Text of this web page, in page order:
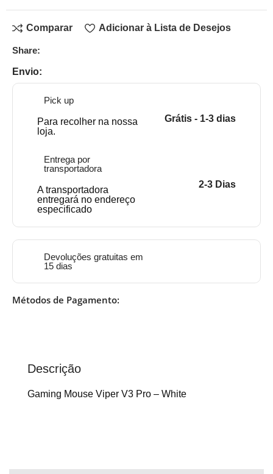
Comparar Adicionar à Lista de Desejos
Share:
Envio:
Pick up
Para recolher na nossa
loja.
Grátis - 1-3 dias
Entrega por
transportadora
A transportadora
entregará no endereço
especificado
2-3 Dias
Devoluções gratuitas em
15 dias
Métodos de Pagamento:
Descrição
Gaming Mouse Viper V3 Pro – White